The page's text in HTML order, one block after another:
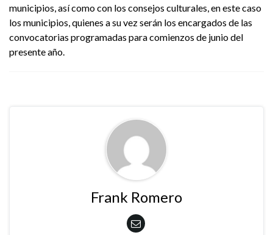
municipios, así como con los consejos culturales, en este caso
los municipios, quienes a su vez serán los encargados de las
convocatorias programadas para comienzos de junio del
presente año.
Frank Romero